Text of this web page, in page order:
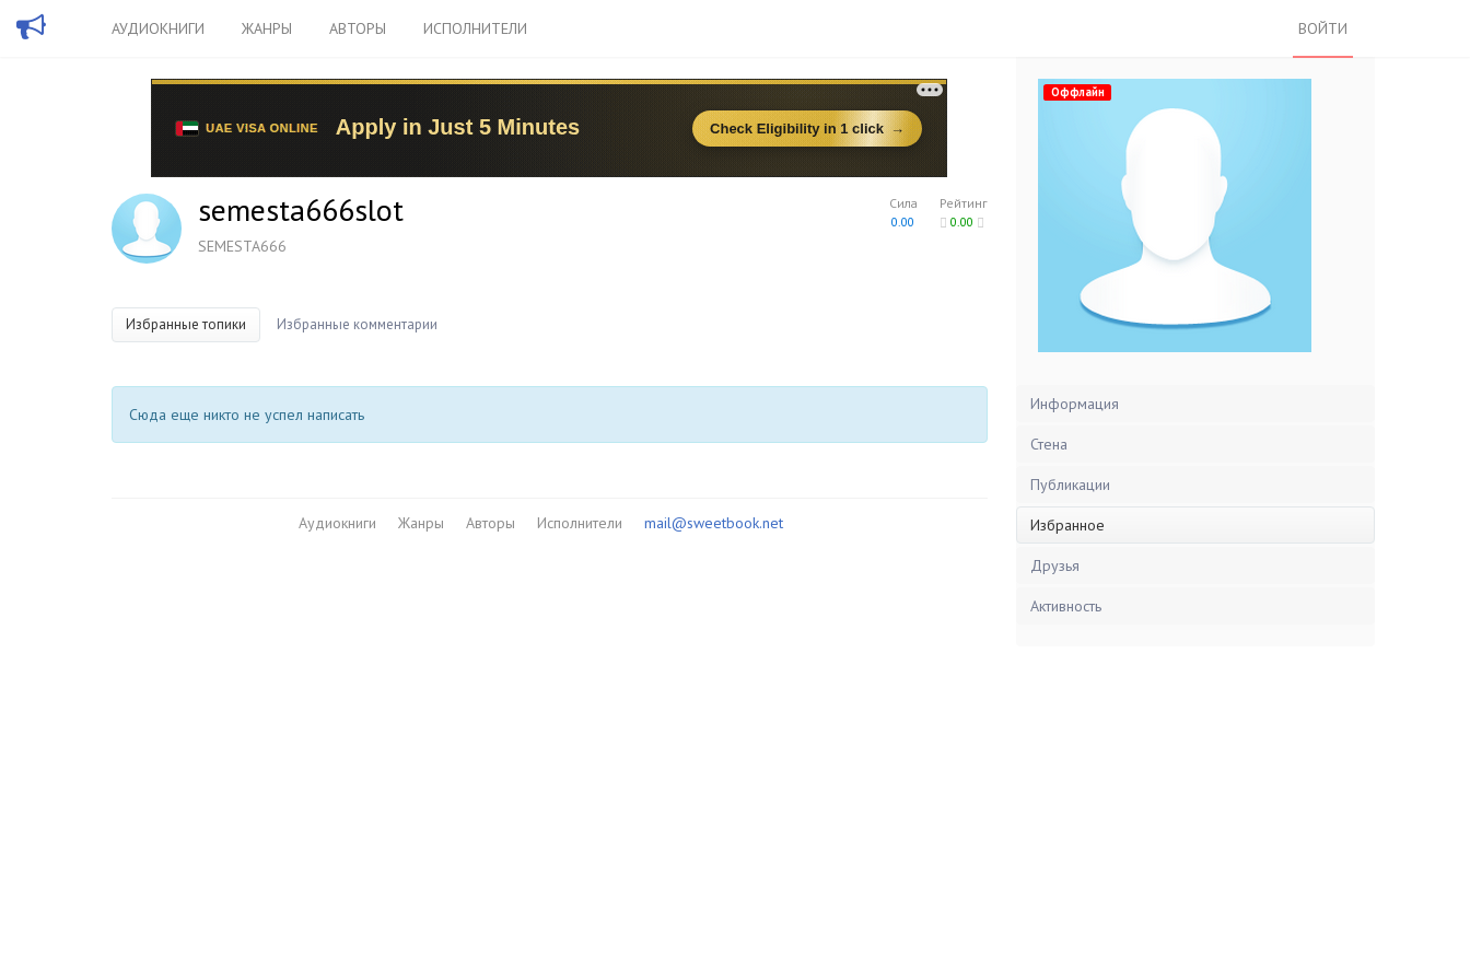
АУДИОКНИГИ ЖАНРЫ АВТОРЫ ИСПОЛНИТЕЛИ ВОЙТИ
Рейтинг
0.00
Сила
0.00
semesta666slot
SEMESTA666
Избранные топики Избранные комментарии
Сюда еще никто не успел написать
Аудиокниги Жанры Авторы Исполнители mail@sweetbook.net
Оффлайн
Информация
Стена
Публикации
Избранное
Друзья
Активность